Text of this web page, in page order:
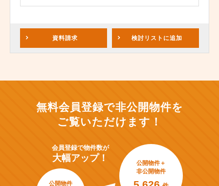
資料請求 検討リスト に追加
無料会員登録で非公開物件を
ご覧いただけます！
会員登録で物件数が
大幅アップ！
公開物件
公開物件＋
非公開物件